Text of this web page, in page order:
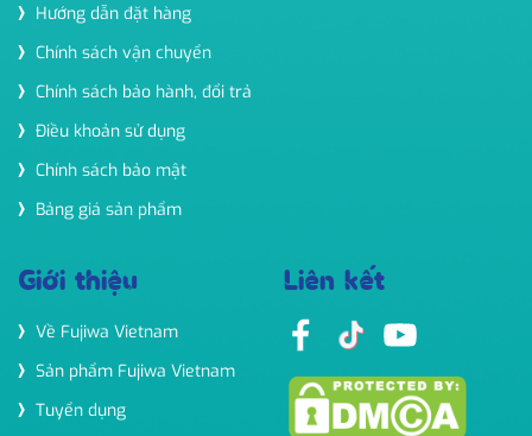
Hướng dẫn đặt hàng
Chính sách vận chuyển
Chính sách bảo hành, đổi trả
Điều khoản sử dụng
Chính sách bảo mật
Bảng giá sản phẩm
Giới thiệu
Về Fujiwa Vietnam
Sản phẩm Fujiwa Vietnam
Tuyển dụng
Liên kết